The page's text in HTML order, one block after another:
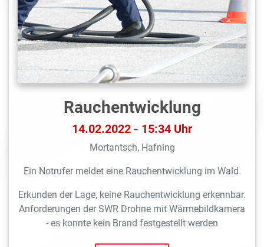
Rauchentwicklung
14.02.2022 - 15:34 Uhr
Mortantsch, Hafning
Ein Notrufer meldet eine Rauchentwicklung im Wald.
Erkunden der Lage, keine Rauchentwicklung erkennbar.
Anforderungen der SWR Drohne mit Wärmebildkamera
- es konnte kein Brand festgestellt werden